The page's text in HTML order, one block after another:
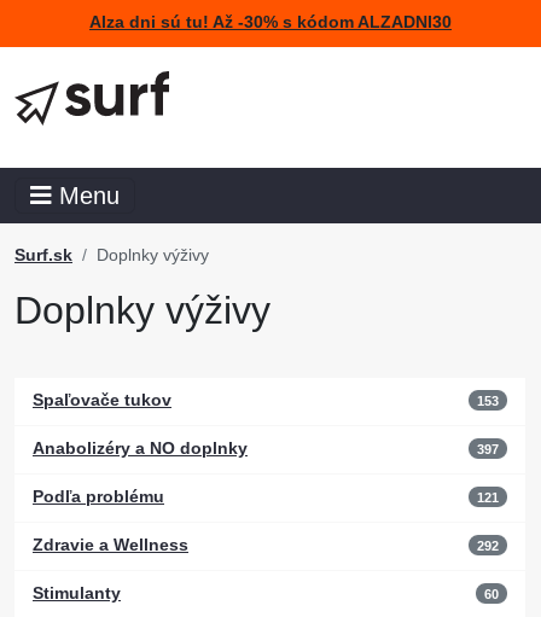
Alza dni sú tu! Až -30% s kódom ALZADNI30
Menu
Surf.sk Doplnky výživy
Doplnky výživy
Spaľovače tukov 153
Anabolizéry a NO doplnky 397
Podľa problému 121
Zdravie a Wellness 292
Stimulanty 60